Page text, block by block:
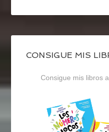
CONSIGUE MIS
Consigue mis libros